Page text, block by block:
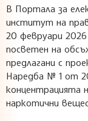
В Портала за
институт на
20 февруари 2026
посветен на
предлагани с
Наредба № 1 от
концентрацията
наркотични